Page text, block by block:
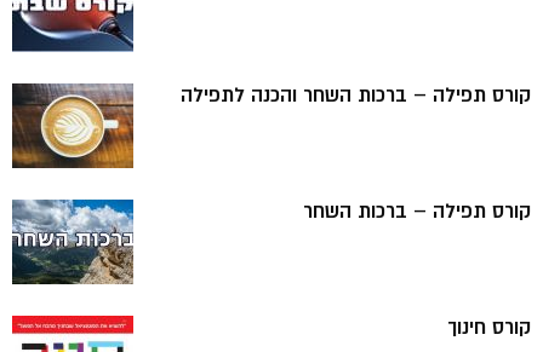
קורס תפילה – ברכות השחר והכנה לתפילה
קורס תפילה – ברכות השחר
קורס חינוך